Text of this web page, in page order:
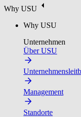
Why USU
Why USU
Unternehmen
Über USU
Management
Standorte